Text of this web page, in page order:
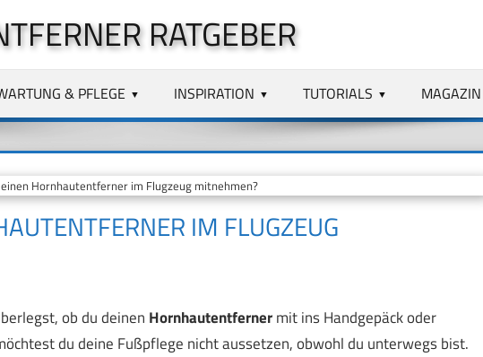
RATGEBER
& PFLEGE INSPIRATION TUTORIALS MAGAZIN
Hornhautentferner im Flugzeug mitnehmen?
IM FLUGZEUG
ob du deinen Hornhautentfernermit ins Handgepäck oder
du deine Fußpflege nicht aussetzen, obwohl du unterwegs bist.